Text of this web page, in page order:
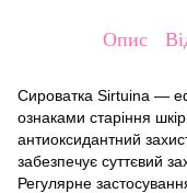
Опис
Сироватка Sirtuina —
ознаками старіння
антиоксидантний
забезпечує суттєвий
Регулярне